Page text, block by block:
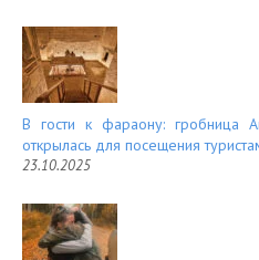
В гости к фараону: гробница
открылась для посещения
23.10.2025